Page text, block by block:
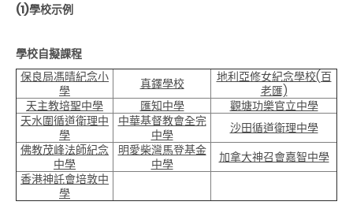
(1)學校示例
學校自擬課程
保良局馮晴紀念小
學
真鐸學校
地利亞修女紀念學校(百
老匯)
天主教培聖中學
匯知中學
觀塘功樂官立中學
天水圍循道衛理中
學
中華基督教會全完
中學
沙田循道衛理中學
佛教茂峰法師紀念
中學
明愛柴灣馬登基金
中學
加拿大神召會嘉智中學
香港神託會培敦中
學